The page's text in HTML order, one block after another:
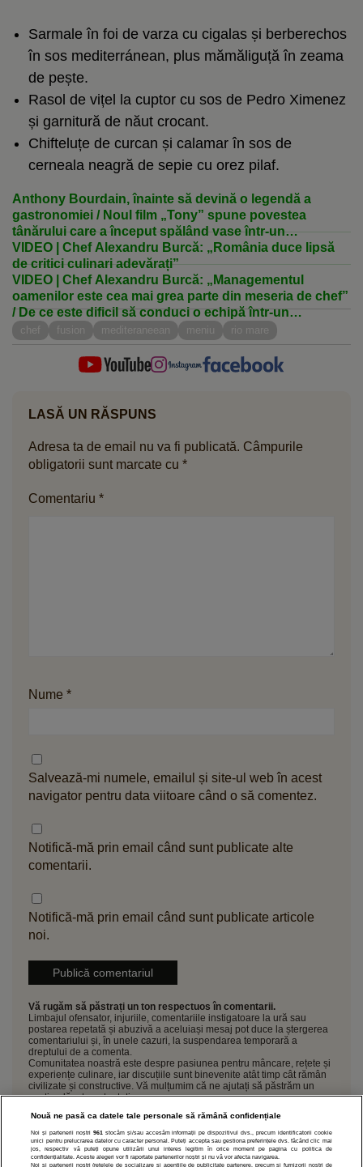
Sarmale în foi de varza cu cigalas și berberechos
în sos mediterránean, plus mămăliguță în zeama
de pește.
Rasol de vițel la cuptor cu sos de Pedro Ximenez
și garnitură de năut crocant.
Chifteluțe de curcan și calamar în sos de
cerneala neagră de sepie cu orez pilaf.
Anthony Bourdain, înainte să devină o legendă a
gastronomiei / Noul film „Tony” spune povestea
tânărului care a început spălând vase într-un
restaurant
VIDEO | Chef Alexandru Burcă: „România duce lipsă
de critici culinari adevărați”
VIDEO | Chef Alexandru Burcă: „Managementul
oamenilor este cea mai grea parte din meseria de chef”
/ De ce este dificil să conduci o echipă într-un
restaurant
chef fusion mediteraneean meniu rio mare
LASĂ UN RĂSPUNS
Adresa ta de email nu va fi publicată. Câmpurile
obligatorii sunt marcate cu *
Comentariu *
Nume *
Salvează-mi numele, emailul și site-ul web în acest
navigator pentru data viitoare când o să comentez.
Notifică-mă prin email când sunt publicate alte
comentarii.
Notifică-mă prin email când sunt publicate articole
noi.
Vă rugăm să păstrați un ton respectuos în comentarii.
Limbajul ofensator, injuriile, comentariile instigatoare la ură sau
postarea repetată și abuzivă a aceluiași mesaj pot duce la ștergerea
comentariului și, în unele cazuri, la suspendarea temporară a
dreptului de a comenta.
Comunitatea noastră este despre pasiunea pentru mâncare, rețete și
experiențe culinare, iar discuțiile sunt binevenite atât timp cât rămân
civilizate și constructive. Vă mulțumim că ne ajutați să păstrăm un
spațiu plăcut pentru toți
Nouă ne pasă ca datele tale personale să rămână confidențiale
Noi și partenerii noștri 961 stocăm și/sau accesăm informații pe dispozitivul dvs., precum identificatorii cookie
unici pentru prelucrarea datelor cu caracter personal. Puteți accepta sau gestiona preferințele dvs. făcând clic mai
jos, respectiv vă puteți opune utilizării unui interes legitim în orice moment pe pagina cu politica de
confidențialitate. Aceste alegeri vor fi raportate partenerilor noștri și nu vă vor afecta navigarea.
Noi si partenerii nostri (retelele de socializare si agentiile de publicitate partenere, precum si furnizorii nostri de